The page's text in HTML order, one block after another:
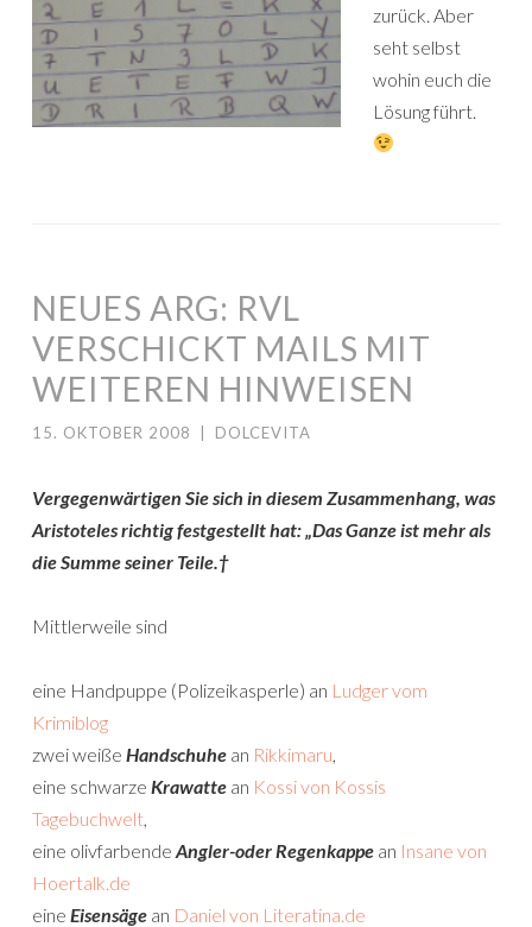
zurück. Aber
seht selbst
wohin euch die
Lösung führt.
NEUES ARG: RVL
VERSCHICKT MAILS MIT
WEITEREN HINWEISEN
15. OKTOBER 2008 DOLCEVITA
Vergegenwärtigen Sie sich in diesem Zusammenhang, was
Aristoteles richtig festgestellt hat: „Das Ganze ist mehr als
die Summe seiner Teile.†
Mittlerweile sind
eine Handpuppe (Polizeikasperle) an Ludger vom
Krimiblog
zwei weiße Handschuhe an Rikkimaru
eine schwarze Krawatte an Kossi von Kossis
Tagebuchwelt
eine olivfarbende Angler-oder Regenkappe an Insane von
Hoertalk.de
eine Eisensäge an Daniel von Literatina.de